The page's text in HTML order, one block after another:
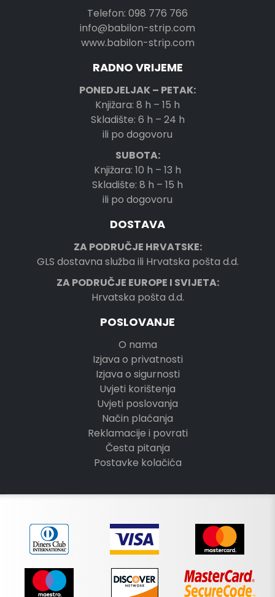
Telefon: 098 776 766
info@babilon-strip.com
www.babilon-strip.com
RADNO VRIJEME
PONEDJELJAK – PETAK:
Knjižara: 8 h – 15 h
Skladište: 6 h – 24 h
ili po dogovoru
SUBOTA:
Knjižara: 10 h – 13 h
Skladište: 8 h – 15 h
ili po dogovoru
DOSTAVA
ZA PODRUČJE HRVATSKE:
GLS dostavna služba ili Hrvatska pošta d.d.
ZA PODRUČJE EUROPE I SVIJETA:
Hrvatska pošta d.d.
POSLOVANJE
O nama
Izjava o privatnosti
Izjava o sigurnosti
Uvjeti korištenja
Uvjeti poslovanja
Način plaćanja
Reklamacije i povrati
Česta pitanja
Postavke kolačića